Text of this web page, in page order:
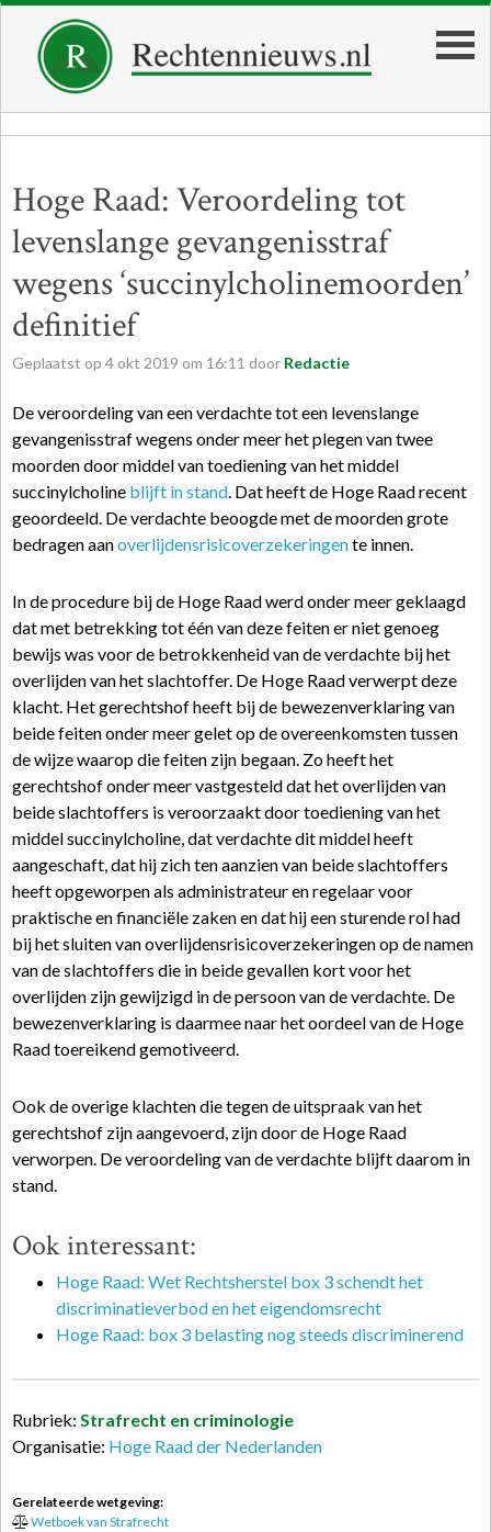
Hoge Raad: Veroordeling tot
levenslange gevangenisstraf
wegens ‘succinylcholinemoorden’
definitief
Geplaatst op 4 okt 2019 om 16:11 door Redactie
De veroordeling van een verdachte tot een levenslange
gevangenisstraf wegens onder meer het plegen van twee
moorden door middel van toediening van het middel
succinylcholine blijft in stand. Dat heeft de Hoge Raad recent
geoordeeld. De verdachte beoogde met de moorden grote
bedragen aanoverlijdensrisicoverzekeringente innen.
In de procedure bij de Hoge Raad werd onder meer geklaagd
dat met betrekking tot één van deze feiten er niet genoeg
bewijs was voor de betrokkenheid van de verdachte bij het
overlijden van het slachtoffer. De Hoge Raad verwerpt deze
klacht. Het gerechtshof heeft bij de bewezenverklaring van
beide feiten onder meer gelet op de overeenkomsten tussen
de wijze waarop die feiten zijn begaan. Zo heeft het
gerechtshof onder meer vastgesteld dat het overlijden van
beide slachtoffers is veroorzaakt door toediening van het
middel succinylcholine, dat verdachte dit middel heeft
aangeschaft, dat hij zich ten aanzien van beide slachtoffers
heeft opgeworpen als administrateur en regelaar voor
praktische en financiële zaken en dat hij een sturende rol had
bij het sluiten van overlijdensrisicoverzekeringen op de namen
van de slachtoffers die in beide gevallen kort voor het
overlijden zijn gewijzigd in de persoon van de verdachte. De
bewezenverklaring is daarmee naar het oordeel van de Hoge
Raad toereikend gemotiveerd.
Ook de overige klachten die tegen de uitspraak van het
gerechtshof zijn aangevoerd, zijn door de Hoge Raad
verworpen. De veroordeling van de verdachte blijft daarom in
stand.
Ook interessant:
Hoge Raad: Wet Rechtsherstel box 3 schendt het
discriminatieverbod en het eigendomsrecht
Hoge Raad: box 3 belasting nog steeds discriminerend
Rubriek: Strafrecht en criminologie
Organisatie: Hoge Raad der Nederlanden
Gerelateerde wetgeving:
Wetboek van Strafrecht